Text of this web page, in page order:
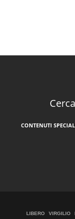
CONTENUTI
LIBERO VIRGILIO